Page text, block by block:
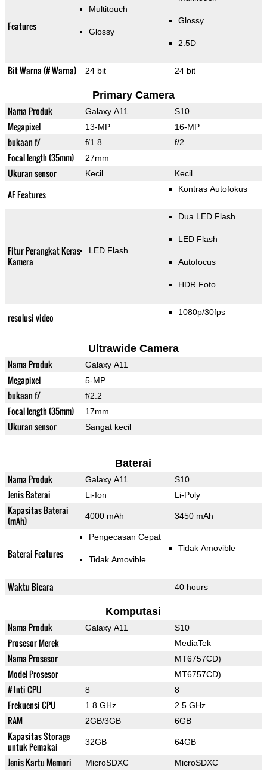
Features
Multitouch
Glossy
Glossy
2.5D
Bit Warna (# Warna) 24 bit 24 bit
Primary Camera
Nama Produk Galaxy A11 S10
Megapixel 13-MP 16-MP
bukaan f/ f/1.8 f/2
Focal length (35mm) 27mm
Ukuran sensor Kecil Kecil
AF Features Kontras Autofokus
Fitur Perangkat Keras
Kamera
LED Flash
Dua LED Flash
LED Flash
Autofocus
HDR Foto
resolusi video 1080p/30fps
Ultrawide Camera
Nama Produk Galaxy A11
Megapixel 5-MP
bukaan f/ f/2.2
Focal length (35mm) 17mm
Ukuran sensor Sangat kecil
Baterai
Nama Produk Galaxy A11 S10
Jenis Baterai Li-Ion Li-Poly
Kapasitas Baterai
(mAh)
4000 mAh 3450 mAh
Baterai Features
Pengecasan Cepat
Tidak Amovible
Tidak Amovible
Waktu Bicara 40 hours
Komputasi
Nama Produk Galaxy A11 S10
Prosesor Merek MediaTek
Nama Prosesor MT6757CD)
Model Prosesor MT6757CD)
# Inti CPU 8 8
Frekuensi CPU 1.8 GHz 2.5 GHz
RAM 2GB/3GB 6GB
Kapasitas Storage
untuk Pemakai
32GB 64GB
Jenis Kartu Memori MicroSDXC MicroSDXC